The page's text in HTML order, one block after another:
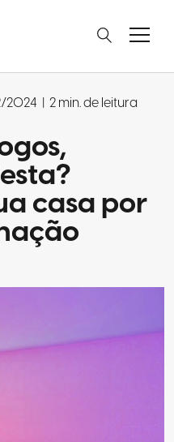
2024 | 2 min. de leitura
casa por